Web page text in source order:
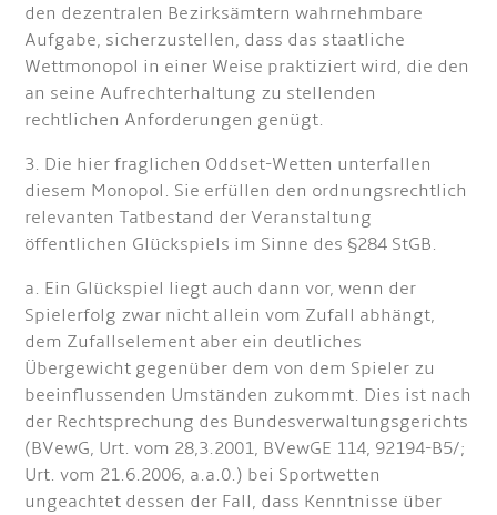
den dezentralen Bezirksämtern wahrnehmbare
Aufgabe, sicherzustellen, dass das staatliche
Wettmonopol in einer Weise praktiziert wird, die den
an seine Aufrechterhaltung zu stellenden
rechtlichen Anforderungen genügt.
3. Die hier fraglichen Oddset-Wetten unterfallen
diesem Monopol. Sie erfüllen den ordnungsrechtlich
relevanten Tatbestand der Veranstaltung
öffentlichen Glückspiels im Sinne des §284 StGB.
a. Ein Glückspiel liegt auch dann vor, wenn der
Spielerfolg zwar nicht allein vom Zufall abhängt,
dem Zufallselement aber ein deutliches
Übergewicht gegenüber dem von dem Spieler zu
beeinflussenden Umständen zukommt. Dies ist nach
der Rechtsprechung des Bundesverwaltungsgerichts
(BVewG, Urt. vom 28,3.2001, BVewGE 114, 92194-B5/;
Urt. vom 21.6.2006, a.a.0.) bei Sportwetten
ungeachtet dessen der Fall, dass Kenntnisse über